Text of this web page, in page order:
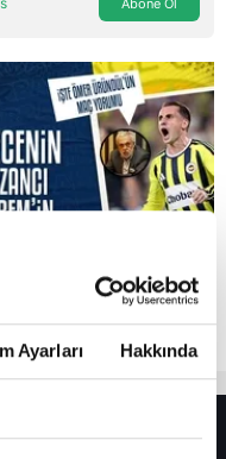
Ayarları Hakkında